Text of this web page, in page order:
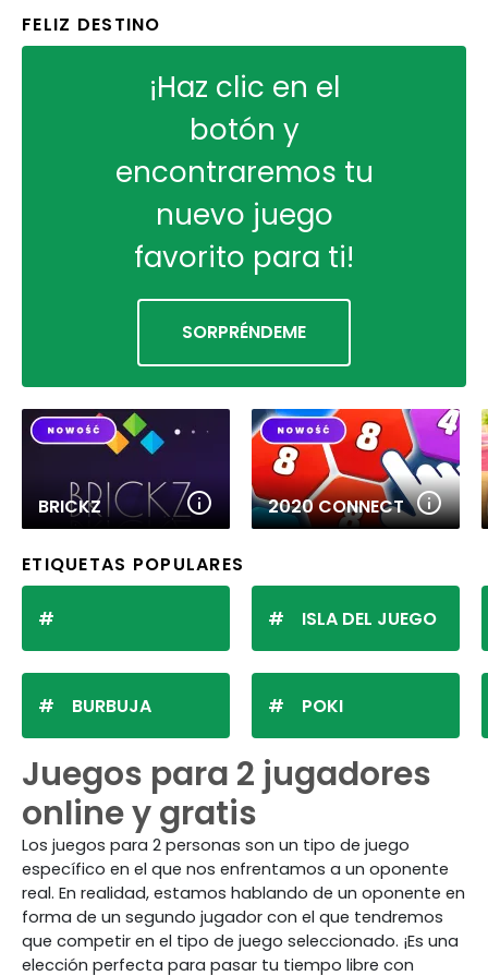
FELIZ DESTINO
¡Haz clic en el
botón y
encontraremos tu
nuevo juego
favorito para ti!
SORPRÉNDEME
BRICKZ 2020 CONNECT
ETIQUETAS POPULARES
BURBUJA
ISLA DEL JUEGO
POKI
Juegos para 2 jugadores
online y gratis
Los juegos para 2 personas son un tipo de juego
específico en el que nos enfrentamos a un oponente
real. En realidad, estamos hablando de un oponente en
forma de un segundo jugador con el que tendremos
que competir en el tipo de juego seleccionado. ¡Es una
elección perfecta para pasar tu tiempo libre con